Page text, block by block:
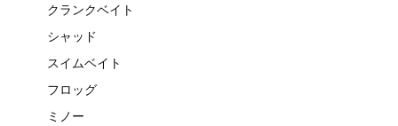
クランクベイト
シャッド
スイムベイト
フロッグ
ミノー